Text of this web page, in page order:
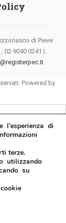
di Pieve
02 9040 0241 |
Powered by
di
terze.
utilizzando
su